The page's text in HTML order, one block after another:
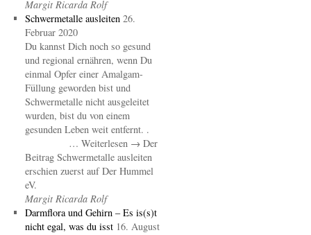
Margit Ricarda Rolf
Schwermetalle ausleiten 26.
Februar 2020
Du kannst Dich noch so gesund
und regional ernähren, wenn Du
einmal Opfer einer Amalgam-
Füllung geworden bist und
Schwermetalle nicht ausgeleitet
wurden, bist du von einem
gesunden Leben weit entfernt. .
… Weiterlesen → Der
Beitrag Schwermetalle ausleiten
erschien zuerst auf Der Hummel
eV.
Margit Ricarda Rolf
Darmflora und Gehirn – Es is(s)t
nicht egal, was du isst 16. August